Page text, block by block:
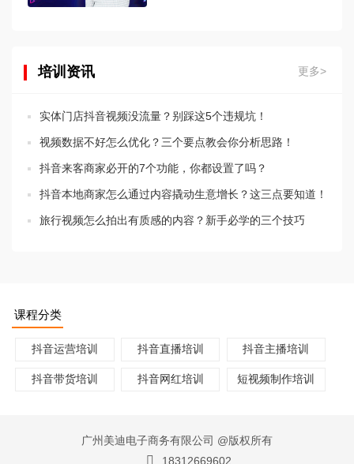
培训资讯 更多>
实体门店抖音视频没流量？别踩这5个违规坑！
视频数据不好怎么优化？三个要点教会你分析思路！
抖音来客商家必开的7个功能，你都设置了吗？
抖音本地商家怎么通过内容撬动生意增长？这三点要知道！
旅行视频怎么拍出有质感的内容？新手必学的三个技巧
课程分类
抖音运营培训 抖音直播培训 抖音主播培训
抖音带货培训 抖音网红培训 短视频制作培训
广州美迪电子商务有限公司 @版权所有
18312669602